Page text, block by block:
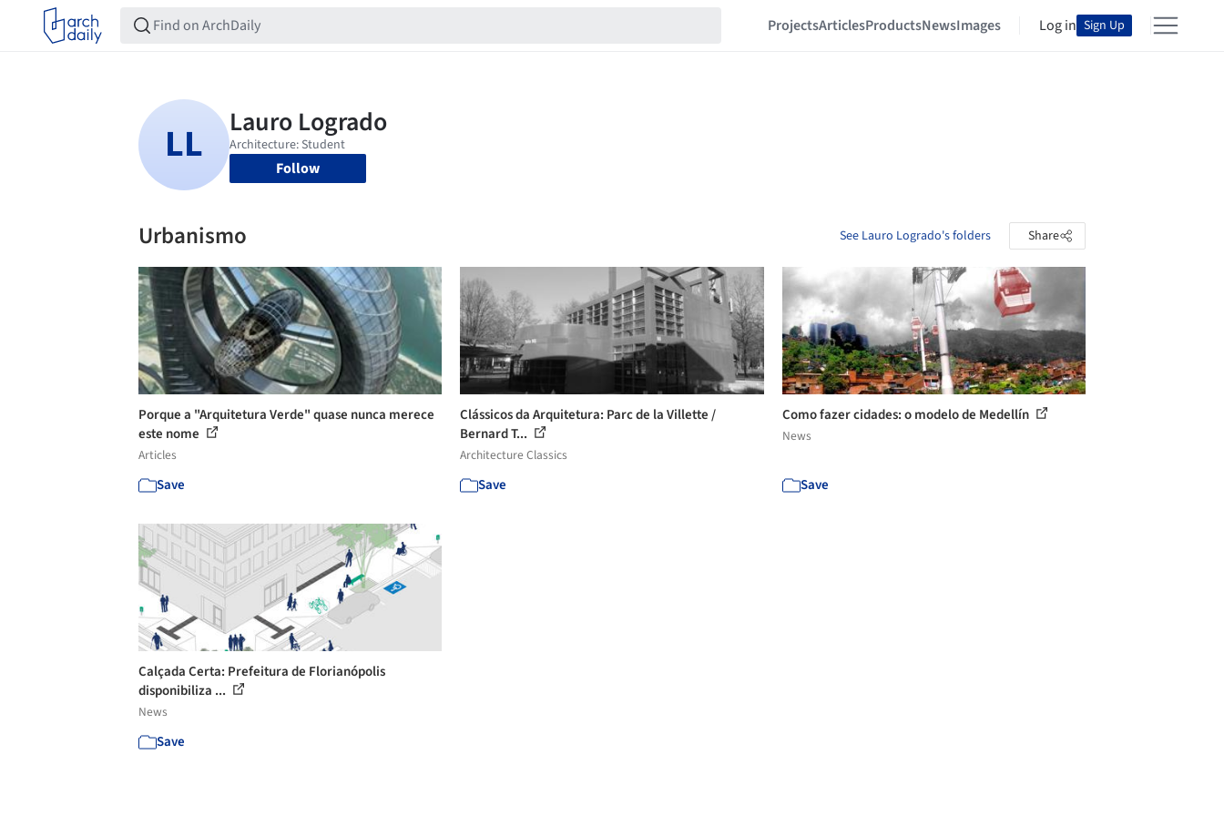
ProjectsArticlesProductsNewsImages Log in Sign Up
Follow
Urbanismo See Lauro Logrado's folders Share
Porque a "Arquitetura Verde" quase nunca merece
este nome
Articles
Save
Clássicos da Arquitetura: Parc de la Villette /
Bernard T...
Architecture Classics
Save
Como fazer cidades: o modelo de Medellín
News
Save
Calçada Certa: Prefeitura de Florianópolis
disponibiliza ...
News
Save